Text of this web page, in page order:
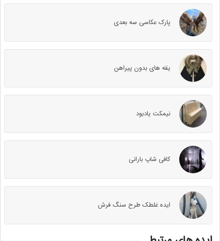
پارک عکاسی سه بعدی
یقه های بدون پیراهن
نیمکت یادبود
کافی شاپ بارانی
ایده غلطک طرح سنگ فرش